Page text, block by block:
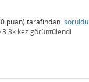
puan) tarafından soruldu
3.3k kez görüntülendi